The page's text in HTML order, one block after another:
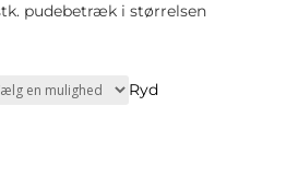
pudebetræk i størrelsen
Ryd